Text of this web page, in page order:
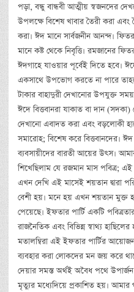
পড়া, বন্ধু বান্ধবী আত্মীয় স্বজনদের
উপলক্ষে বিশেষ খাবার তৈরী করা এবং
করা। ঈদ মানে সার্বজনীন আনন্দ।
মানে কষ্ট থেকে নিবৃত্তি। রমজানের
ঈদগাহে যাওয়ার পূর্বেই দিতে হবে।
একসাথে উপভোগ করতে না পারে
টাকার বাহাদুরী দেখানোর উপযুক্ত
ঈদে বিত্তবানরা যাকাত বা দান
দেখানো এবাদত করা এবং বড়লোকী
সমারোহ; বিশেষ করে বিত্তবানদের। ঈদ
ব্যবসায়ীদের বারতী আয়ের উৎস।
শিখেছিলাম যে রজমান মাস পবিত্র; এই
এখন দেখি এই মাসেই শয়তান দ্বারা
বেশী হয়। মনে হয় এখন শয়তান মুক্ত
পেয়েছে। ইফতার পার্টি একটি
রাজনৈতিক এবং বিভিন্ন স্বাথ্য
মতালম্বিরা এই ইফতার পার্টির
ব্যবহার করা লোকদের মন জয় করে
দেয়ার সমস্ত অর্থই অবৈধ পথে
মৃত্যুর মধ্যেদিয়ে প্রকাশিত হয়।